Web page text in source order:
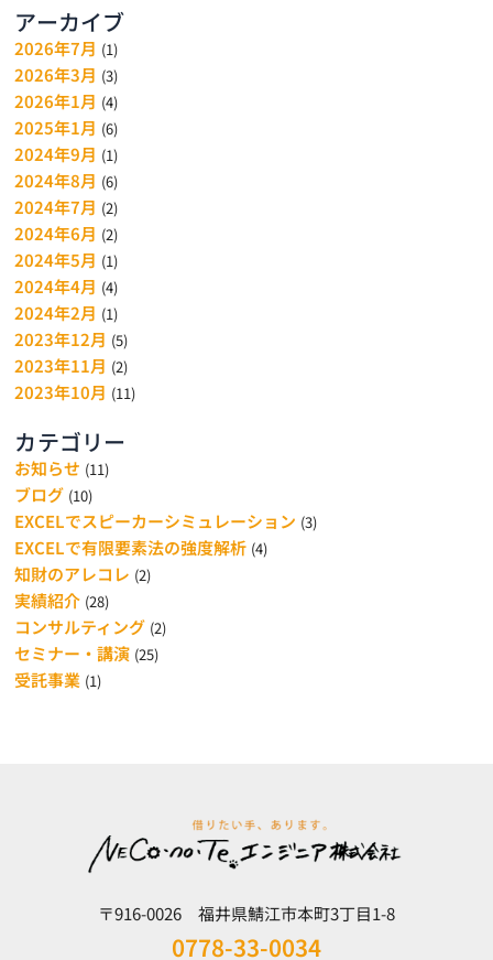
アーカイブ
2026年7月 (1)
2026年3月 (3)
2026年1月 (4)
2025年1月 (6)
2024年9月 (1)
2024年8月 (6)
2024年7月 (2)
2024年6月 (2)
2024年5月 (1)
2024年4月 (4)
2024年2月 (1)
2023年12月 (5)
2023年11月 (2)
2023年10月 (11)
カテゴリー
お知らせ (11)
ブログ (10)
EXCELでスピーカーシミュレーション (3)
EXCELで有限要素法の強度解析 (4)
知財のアレコレ (2)
実績紹介 (28)
コンサルティング (2)
セミナー・講演 (25)
受託事業 (1)
〒916-0026 福井県鯖江市本町3丁目1-8
0778-33-0034